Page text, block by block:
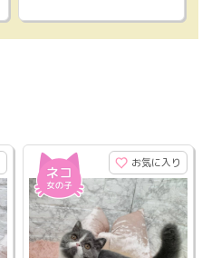
お気に入り